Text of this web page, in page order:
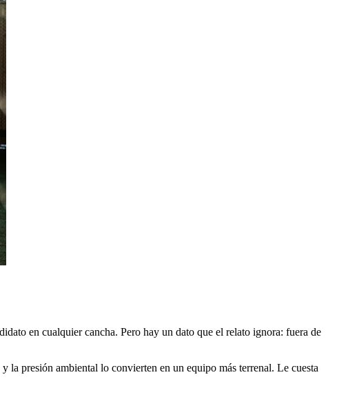
en cualquier cancha. Pero hay un dato que el relato ignora: fuera de
la presión ambiental lo convierten en un equipo más terrenal. Le cuesta